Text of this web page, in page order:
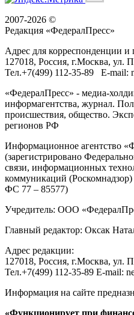
2007-2026 ©
Редакция «ФедералПресс»
Адрес для корреспонденции и
127018, Россия, г.Москва, ул.
Тел.+7(499) 112-35-89 E-mail:
«ФедералПресс» - медиа-
информагентства, журнал.
происшествия, общество.
регионов РФ
Информационное агентство
(зарегистрировано
связи, информационных
коммуникаций
ФС 77 – 85577)
Учредитель: ООО
Главный редактор: Оксак
Адрес редакции:
127018, Россия, г.Москва, ул.
Тел.+7(499) 112-35-89 E-mail:
Информация на сайте
«Функционирует при